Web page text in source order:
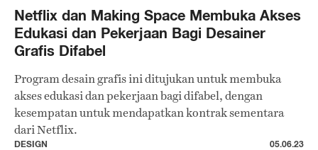
Netflix dan Making Space Membuka Akses
Edukasi dan Pekerjaan Bagi Desainer
Grafis Difabel
Program desain grafis ini ditujukan untuk membuka
akses edukasi dan pekerjaan bagi difabel, dengan
kesempatan untuk mendapatkan kontrak sementara
dari Netflix.
DESIGN 05.06.23